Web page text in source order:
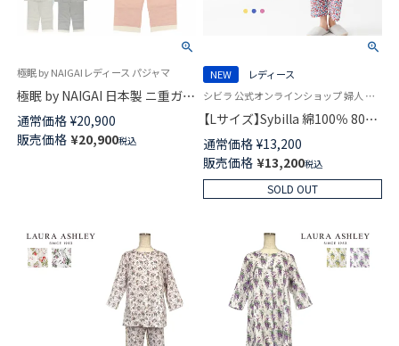
極眠 by NAIGAIレディース パジャマ
極眠 by NAIGAI 日本製 ニ重ガー
ゼ オーガニックコットン使用
パジャマ 前開き 長袖 長丈パン
ツ【Lサイズ】 レディース
通常価格 ¥20,900
販売価格 ¥20,900税込
NEW
レディース
シビラ 公式オンラインショップ 婦人 パジャマ
【Lサイズ】Sybilla 綿100％ 80ロ
ーンリップル プリント ソフト
薄手 かぶり Reir レイール 7分
袖 8分丈パンツ レディース
73925013
通常価格 ¥13,200
販売価格 ¥13,200税込
SOLD OUT